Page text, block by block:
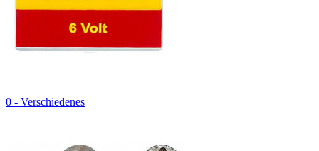
0 - Verschiedenes